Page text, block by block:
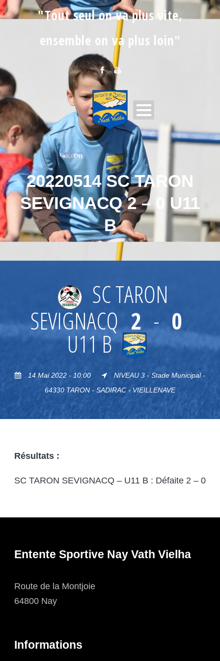
"Tout seul on va plus vite,
ensemble on va plus loin"
20220514 SC TARON
SEVIGNACQ 2 – 0 U11
B
SC TARON
SEVIGNACQ 2 - 0
U11 B
14 Mai 2022 - 10:00
NIVEAU 3 - Stade Municipal -
64330 TARON - SADIRAC - VIEILLENAVE
Résultats :
SC TARON SEVIGNACQ – U11 B : Défaite 2 – 0
Entente Sportive Nay Vath Vielha
Route de la Montjoie
64800 Nay
Informations